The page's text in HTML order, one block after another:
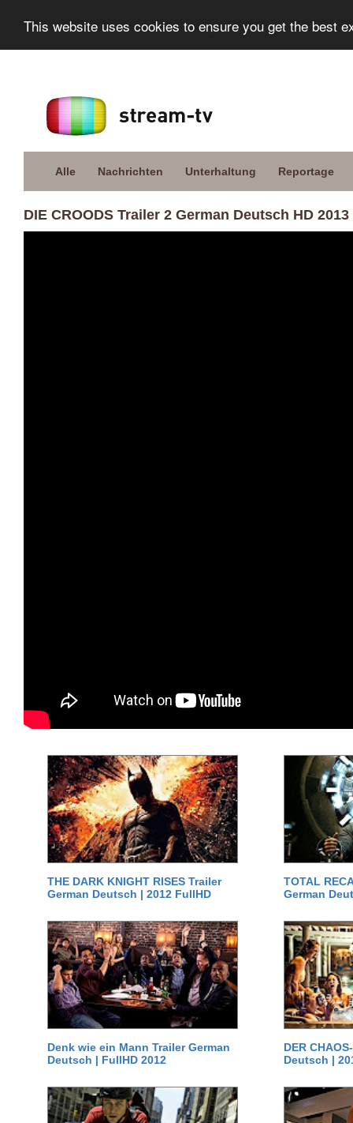
This website uses cookies to ensure you get the best
Alle Nachrichten Unterhaltung Reportage
DIE CROODS Trailer 2 German Deutsch HD 2013
THE DARK KNIGHT RISES Trailer
German Deutsch | 2012 FullHD
TOTAL
German
Denk wie ein Mann Trailer German
Deutsch | FullHD 2012
DER
Deutsch |